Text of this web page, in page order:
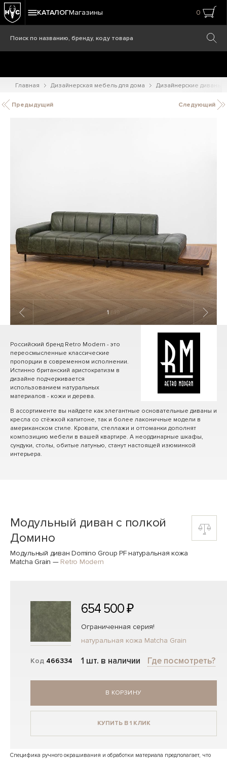
КАТАЛОГМагазины 0
Главная Дизайнерская мебель для дома Дизайнерские диваны
Предыдущий Следующий
1 / 19
Российский бренд Retro Modern - это
переосмысленные классические
пропорции в современном исполнении.
Истинно британский аристократизм в
дизайне подчеркивается
использованием натуральных
материалов - кожи и дерева.
В ассортименте вы найдете как элегантные основательные диваны и
кресла со стёжкой капитоне, так и более лаконичные модели в
американском стиле. Кровати, стеллажи и оттоманки дополнят
композицию мебели в вашей квартире. А неординарные шкафы,
сундуки, столы, обитые латунью, станут настоящей изюминкой
интерьера.
Модульный диван с полкой
Домино
Модульный диван Domino Group PF натуральная кожа
Matcha Grain — Retro Modern
Код 466334
654 500 ₽
Ограниченная серия!
натуральная кожа Matcha Grain
1 шт. в наличии Где посмотреть?
В КОРЗИНУ
КУПИТЬ В 1 КЛИК
Специфика ручного окрашивания и обработки материала предполагает, что